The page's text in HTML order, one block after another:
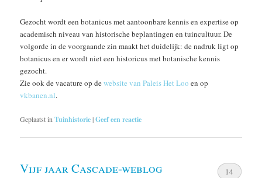
Gezocht wordt een botanicus met aantoonbare kennis en expertise op
academisch niveau van historische beplantingen en tuincultuur. De
volgorde in de voorgaande zin maakt het duidelijk: de nadruk ligt op
botanicus en er wordt niet een historicus met botanische kennis
gezocht.
Zie ook de vacature op dewebsite van Paleis Het Loo en op
vkbanen.nl.
Geplaatst inTuinhistorie|Geef een reactie
Vijf jaar Cascade-weblog 14